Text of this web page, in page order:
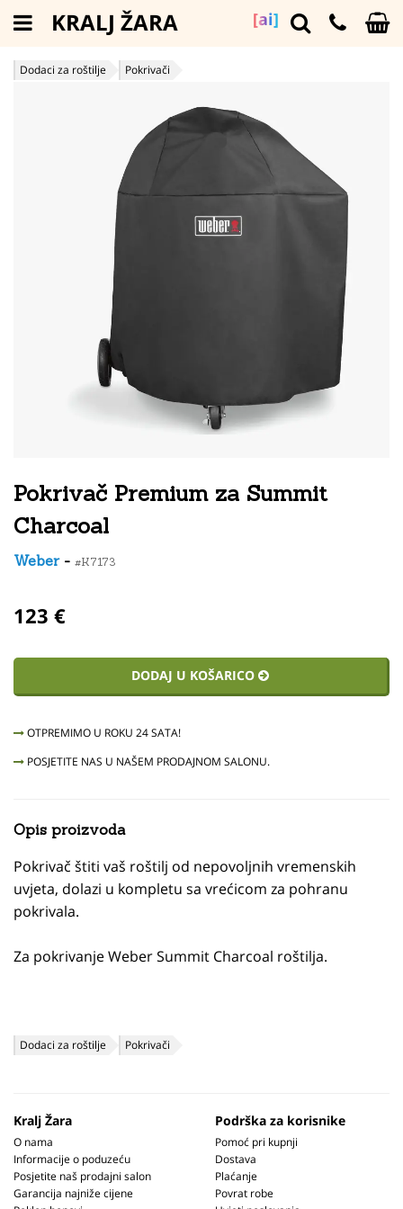
[ai]
KRALJ ŽARA
Dodaci za roštilje Pokrivači
Pokrivač Premium za Summit
Charcoal
Weber- #K7173
123 €
DODAJ U KOŠARICO
OTPREMIMO U ROKU 24 SATA!
POSJETITE NAS U NAŠEM PRODAJNOM SALONU.
Opis proizvoda
Pokrivač štiti vaš roštilj od nepovoljnih vremenskih
uvjeta, dolazi u kompletu sa vrećicom za pohranu
pokrivala.
Za pokrivanje Weber Summit Charcoal roštilja.
Dodaci za roštilje Pokrivači
Kralj Žara
O nama
Informacije o poduzeću
Posjetite naš prodajni salon
Garancija najniže cijene
Podrška za korisnike
Pomoć pri kupnji
Dostava
Plaćanje
Povrat robe